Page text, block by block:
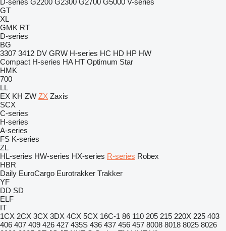
D-series G2200 G2300 G2700 G5000 V-series
GT
XL
GMK RT
D-series
BG
3307 3412 DV GRW H-series HC HD HP HW
Compact H-series HA HT Optimum Star
HMK
700
LL
EX KH ZW ZX Zaxis
SCX
C-series
H-series
A-series
FS K-series
ZL
HL-series HW-series HX-series R-series Robex
HBR
Daily EuroCargo Eurotrakker Trakker
YF
DD SD
ELF
IT
1CX 2CX 3CX 3DX 4CX 5CX 16C-1 86 110 205 215 220X 225 403
406 407 409 426 427 435S 436 437 456 457 8008 8018 8025 8026